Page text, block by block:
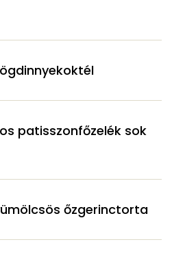
patisszonfőzelék sok
őzgerinctorta